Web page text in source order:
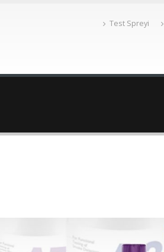
Test Spreyi